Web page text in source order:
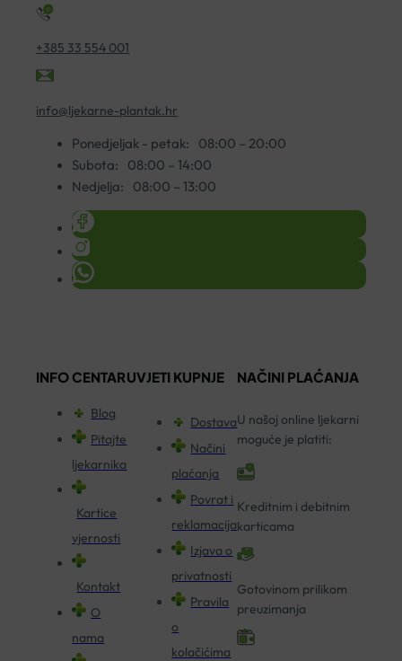
+385 33 554 001
info@ljekarne-plantak.hr
Ponedjeljak - petak:
08:00 – 20:00
Subota:
08:00 – 14:00
Nedjelja:
08:00 – 13:00
INFO CENTAR
Blog
Pitajte
ljekarnika
Kartice
vjernosti
Kontakt
O
nama
UVJETI KUPNJE
Dostava
Načini
plaćanja
Povrat i
reklamacija
Izjava o
privatnosti
Pravila
o
kolačićima
NAČINI PLAĆANJA
U našoj online ljekarni
moguće je platiti:
Kreditnim i debitnim
karticama
Gotovinom prilikom
preuzimanja